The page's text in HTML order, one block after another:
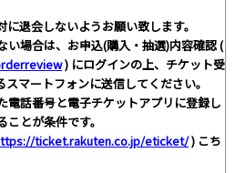
退会しないようお願い致します。
場合は、お申込(購入・抽選)内容確認 (
) にログインの上、チケット受
マートフォンに送信してください。
話番号と電子チケットアプリに登録し
とが条件です。
ticket.rakuten.co.jp/eticket/) こち